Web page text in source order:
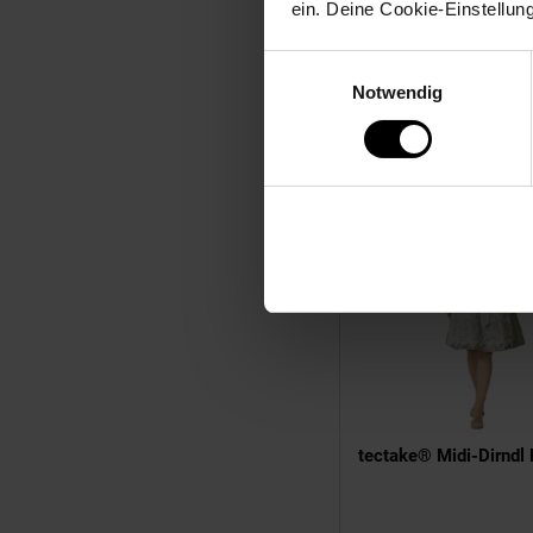
ein. Deine Cookie-
Notwendig
35,99*
tectake® Midi-Dirndl